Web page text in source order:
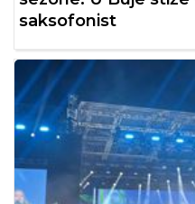
saksofonist